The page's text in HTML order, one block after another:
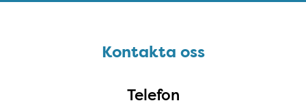
Kontakta ossKontakta oss
Telefon